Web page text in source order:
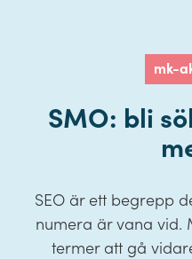
mk-
SMO: bli
SEO är ett begrepp
numera är vana vid.
termer att gå